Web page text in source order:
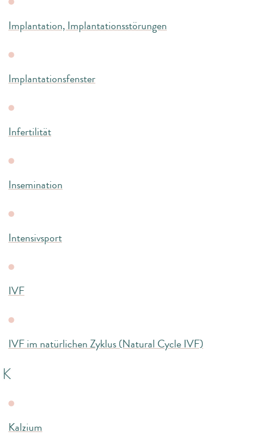
Implantation, Implantationsstörungen
Implantationsfenster
Infertilität
Insemination
Intensivsport
IVF
IVF im natürlichen Zyklus (Natural Cycle IVF)
K
Kalzium